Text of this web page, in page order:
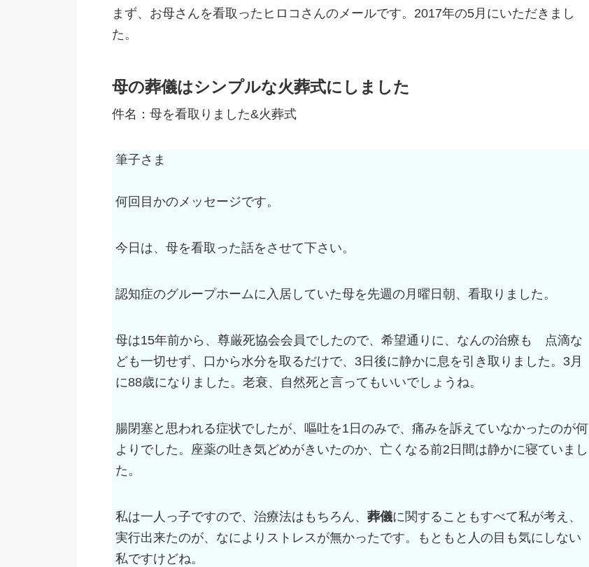
まず、お母さんを看取ったヒロコさんのメールです。2017年の5月にいただきまし
た。
母の葬儀はシンプルな火葬式にしました
件名：母を看取りました&火葬式
筆子さま
何回目かのメッセージです。
今日は、母を看取った話をさせて下さい。
認知症のグループホームに入居していた母を先週の月曜日朝、看取りました。
母は15年前から、尊厳死協会会員でしたので、希望通りに、なんの治療も 点滴な
ども一切せず、口から水分を取るだけで、3日後に静かに息を引き取りました。3月
に88歳になりました。老衰、自然死と言ってもいいでしょうね。
腸閉塞と思われる症状でしたが、嘔吐を1日のみで、痛みを訴えていなかったのが何
よりでした。座薬の吐き気どめがきいたのか、亡くなる前2日間は静かに寝ていまし
た。
私は一人っ子ですので、治療法はもちろん、 葬儀に関することもすべて私が考え、
実行出来たのが、なによりストレスが無かったです。もともと人の目も気にしない
私ですけどね。